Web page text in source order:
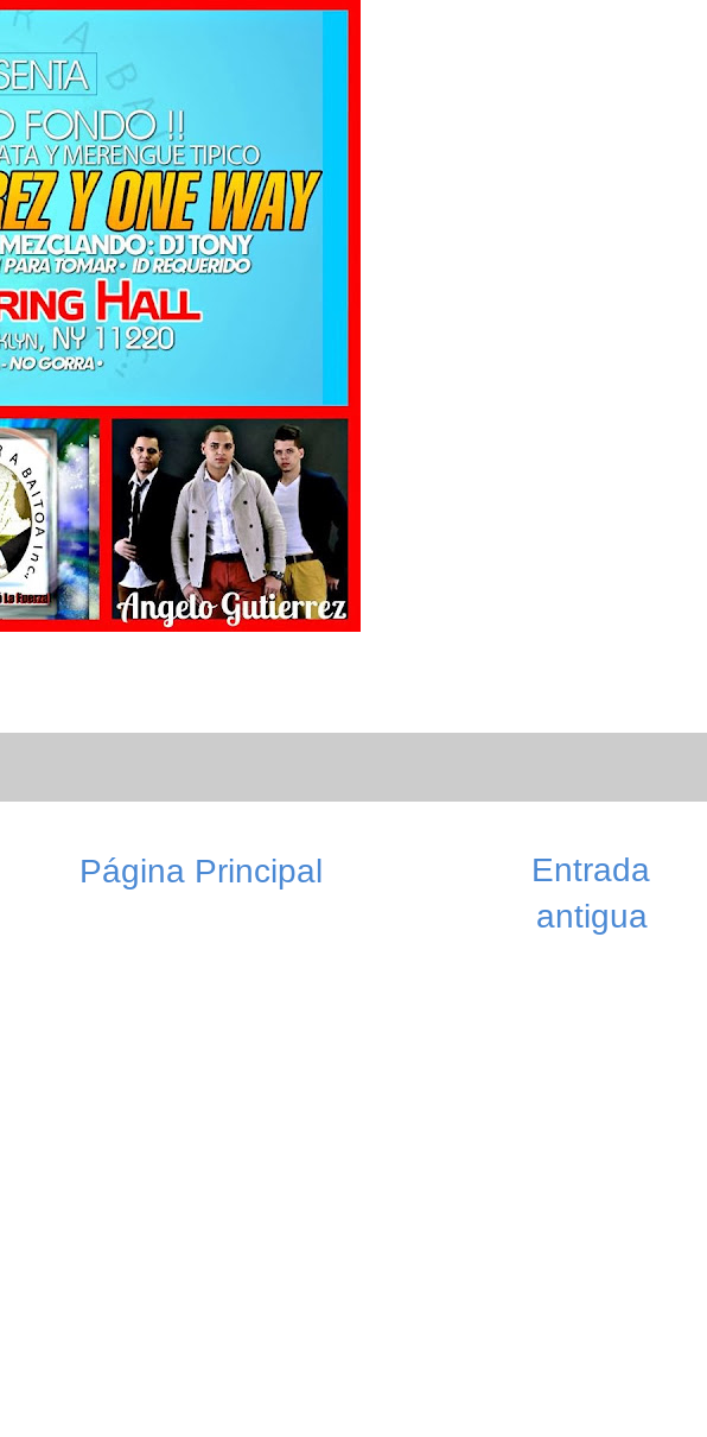
Entrada
antigua
Página Principal